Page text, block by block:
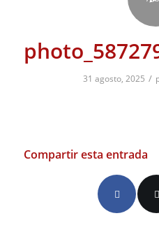
31 agosto, 2025 /
Compartir esta entrada